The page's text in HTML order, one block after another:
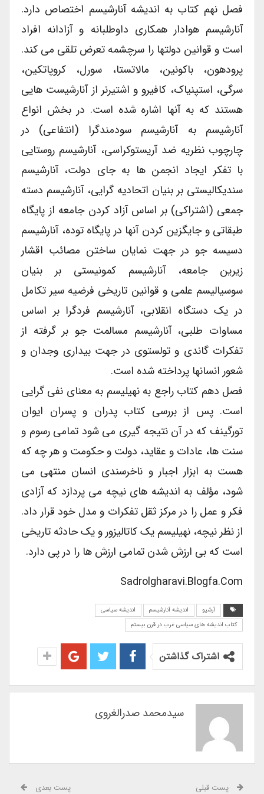
فصل نهم کتاب به اندیشه آنارشیسم اختصاص دارد.
آنارشیسم هوادار همکاری داوطلبانه و آزادانه افراد
است و قوانین دولتها را سرچشمه تعرض تلقی می کند.
پرودهون، باکونین، مالاتستا، سورل، کروپاتکین،
سرگی، استپنیاک، کافیرو و اشتیرنر از آنارشیست هایی
هستند که به آنها اشاره شده است. در بخش انواع
آنارشیسم به آنارشیسم سودمندگرا (انتفاعی) در
چارچوب نظریه ضد آریستوکراسی، آنارشیسم روستایی
با تفکر ایجاد انجمن ها به جای دولت، آنارشیسم
سندیکالیستی بر بنیان اتحادیه گرایی، آنارشیسم دسته
جمعی (اشتراکی) بر اساس آزاد کردن جامعه از پایگاه
طبقاتی و جایگزین کردن آنها در پایگاه توده، آنارشیسم
دسیسه جو در جهت نمایان ساختن مصائب اقشار
زیرین جامعه، آنارشیسم کمونیستی بر بنیان
سوسیالیسم علمی و قوانین تاریخی فرضیه سیر تکامل
در یک دستگاه انقلابی، آنارشیسم فردگرا بر اساس
مساوات طلبی، آنارشیسم مسالمت جو بر گرفته از
تفکرات گاندی و تولستوی در جهت بیداری وجدان و
شعور انسانها پرداخته شده است.
فصل دهم کتاب راجع به نهیلیسم به معنای نفی گرایی
است. پس از بررسی کتاب پدران و پسران ایوان
تورگینف که در آن نتیجه گیری می شود تمامی رسوم و
سنت ها، عادات و عقاید، دولت و حکومت و هر چه که
هست به ابزار اجبار و ناخرسندی انسان منتهی می
شود، مؤلف به اندیشه های نیچه می پردازد که آزادی
فکر و عمل را در مرکز ثقل تفکرات و مدل خود قرار داد.
از نظر نیچه، نهیلیسم یک کاتالیزور و یک حادثه تاریخی
است که بی ارزش شدن تمامی ارزش ها را در پی دارد.
Sadrolgharavi.blogfa.com
آرشیو اندیشه آنارشیسم
اندیشه سیاسی
کتاب اندیشه های سیاسی غرب در قرن بیستم
اشتراک گذاشتن
سیدمحمد صدرالغروی
پست قبلی پست بعدی